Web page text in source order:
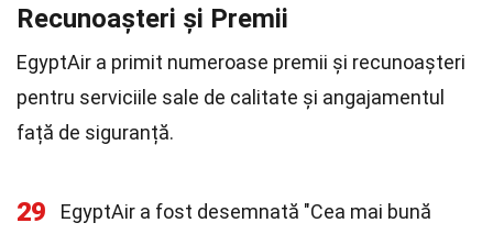
Recunoașteri și Premii
EgyptAir a primit numeroase premii și recunoașteri
pentru serviciile sale de calitate și angajamentul
față de siguranță.
29
EgyptAir a fost desemnată "Cea mai bună